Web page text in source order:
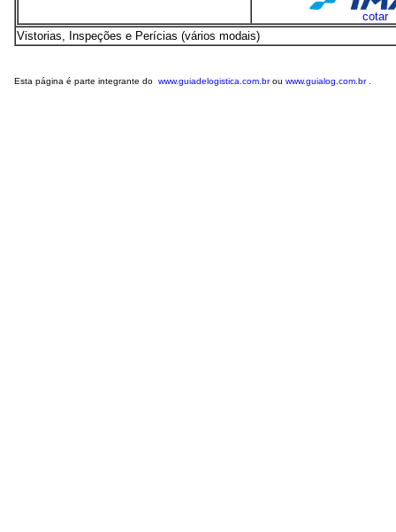
cotar
Vistorias, Inspeções e Perícias (vários modais)
Esta página é parte integrante do www.guiadelogistica.com.brou www.guialog.com.br.